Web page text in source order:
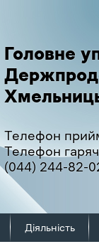
Головне
Телефон
Телефон
(044) 244-82-
Діяльність